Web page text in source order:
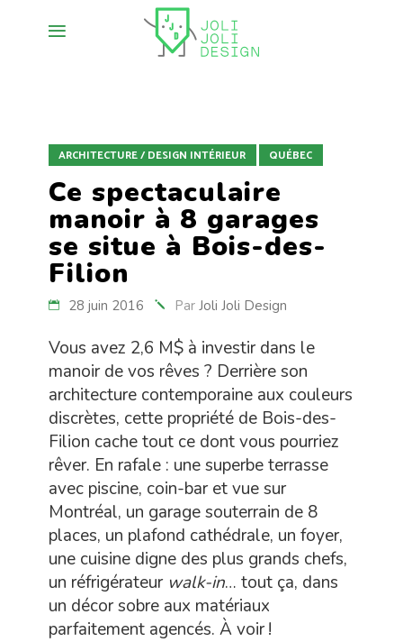
ARCHITECTURE / DESIGN INTÉRIEUR QUÉBEC
Ce spectaculaire
manoir à 8 garages
se situe à Bois-des-
Filion
28 juin 2016 Par Joli Joli Design
Vous avez 2,6 M$ à investir dans le
manoir de vos rêves ? Derrière son
architecture contemporaine aux couleurs
discrètes, cette propriété de Bois-des-
Filion cache tout ce dont vous pourriez
rêver. En rafale : une superbe terrasse
avec piscine, coin-bar et vue sur
Montréal, un garage souterrain de 8
places, un plafond cathédrale, un foyer,
une cuisine digne des plus grands chefs,
un réfrigérateur walk-in… tout ça, dans
un décor sobre aux matériaux
parfaitement agencés. À voir !